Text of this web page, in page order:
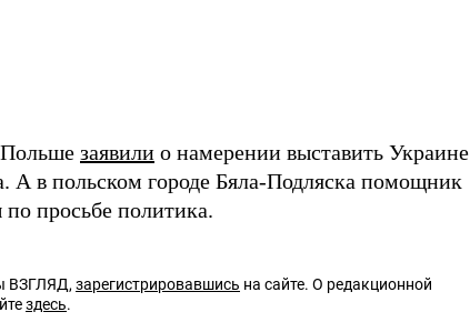
Польше заявили о намерении выставить Украине
А в польском городе Бяла-Подляска помощник
просьбе политика.
ВЗГЛЯД,зарегистрировавшись на сайте. О редакционной
здесь.